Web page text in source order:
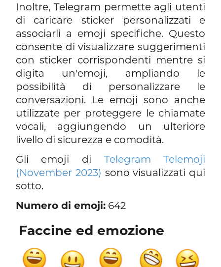
Inoltre, Telegram permette agli utenti
di caricare sticker personalizzati e
associarli a emoji specifiche. Questo
consente di visualizzare suggerimenti
con sticker corrispondenti mentre si
digita un'emoji, ampliando le
possibilità di personalizzare le
conversazioni. Le emoji sono anche
utilizzate per proteggere le chiamate
vocali, aggiungendo un ulteriore
livello di sicurezza e comodità.
Gli emoji di Telegram Telemoji
(November 2023) sono visualizzati qui
sotto.
Numero di emoji:642
Faccine ed emozione